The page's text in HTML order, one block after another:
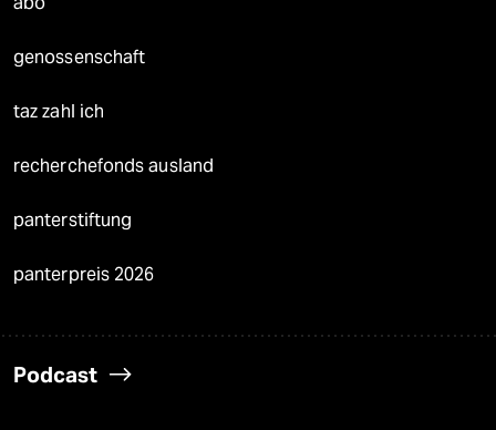
genossenschaft
taz zahl ich
recherchefonds ausland
panterstiftung
panterpreis 2026
Podcast